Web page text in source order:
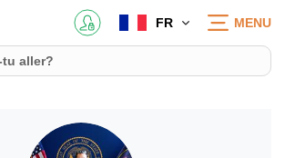
FR MENU